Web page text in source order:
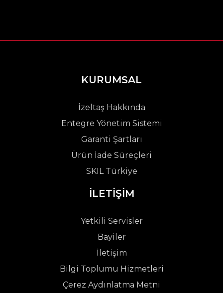
KURUMSAL
İzeltaş Hakkında
Entegre Yönetim Sistemi
Garanti Şartları
Ürün İade Süreçleri
SKIL Türkiye
İLETİŞİM
Yetkili Servisler
Bayiler
İletişim
Bilgi Toplumu Hizmetleri
Çerez Aydınlatma Metni